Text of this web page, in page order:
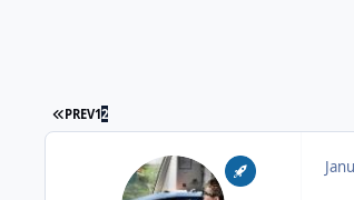
FIRST PAGE
PREV12